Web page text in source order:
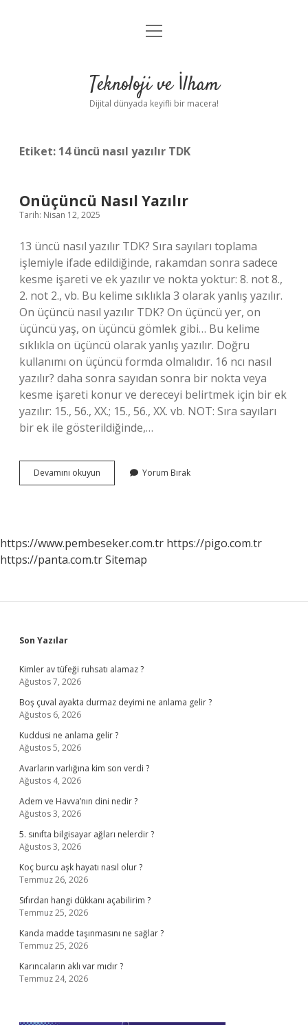
Anasayfa
Yasal Uyarı
menüyü
Teknoloji ve İlham
Dijital dünyada keyifli bir macera!
Etiket: 14 üncü nasıl yazılır TDK
Onüçüncü Nasıl Yazılır
Tarih: Nisan 12, 2025
13 üncü nasıl yazılır TDK? Sıra sayıları toplama
işlemiyle ifade edildiğinde, rakamdan sonra sadece
kesme işareti ve ek yazılır ve nokta yoktur: 8. not 8.,
2. not 2., vb. Bu kelime sıklıkla 3 olarak yanlış yazılır.
On üçüncü nasıl yazılır TDK? On üçüncü yer, on
üçüncü yaş, on üçüncü gömlek gibi… Bu kelime
sıklıkla on üçüncü olarak yanlış yazılır. Doğru
kullanımı on üçüncü formda olmalıdır. 16 ncı nasıl
yazılır? daha sonra sayıdan sonra bir nokta veya
kesme işareti konur ve dereceyi belirtmek için bir ek
yazılır: 15., 56., XX.; 15., 56., XX. vb. NOT: Sıra sayıları
bir ek ile gösterildiğinde,…
Devamını okuyun Onüçüncü
Nasıl
Yorum Bırak
https://www.pembeseker.com.tr https://pigo.com.tr
https://panta.com.trSitemap
Sidebar
Son Yazılar
Kimler av tüfeği ruhsatı alamaz ?
Ağustos 7, 2026
Boş çuval ayakta durmaz deyimi ne anlama gelir ?
Ağustos 6, 2026
Kuddusi ne anlama gelir ?
Ağustos 5, 2026
Avarların varlığına kim son verdi ?
Ağustos 4, 2026
Adem ve Havva’nın dini nedir ?
Ağustos 3, 2026
5. sınıfta bilgisayar ağları nelerdir ?
Ağustos 3, 2026
Koç burcu aşk hayatı nasıl olur ?
Temmuz 26, 2026
Sıfırdan hangi dükkanı açabilirim ?
Temmuz 25, 2026
Kanda madde taşınmasını ne sağlar ?
Temmuz 25, 2026
Karıncaların aklı var mıdır ?
Temmuz 24, 2026